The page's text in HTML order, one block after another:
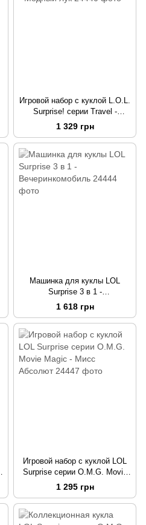
Игровой набор с куклой L.O.L.
Surprise! серии Travel -
Модный лук
1 329 грн
Машинка для куклы LOL
Surprise 3 в 1 -
Вечеринкомобиль
1 618 грн
Игровой набор с куклой LOL
Surprise серии O.M.G. Movie
Magic - Мисс Абсолют
1 295 грн